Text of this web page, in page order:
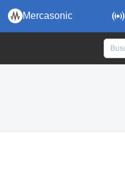

Mercasonic